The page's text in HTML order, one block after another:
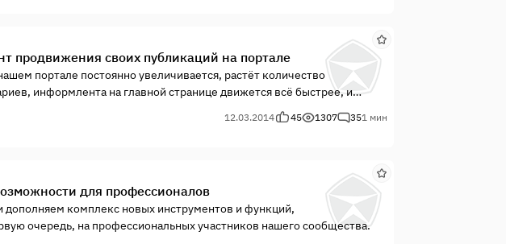
продвижения своих публикаций на портале
портале постоянно увеличивается, растёт количество
информлента на главной странице движется всё быстрее, и
12.03.2014 45 1307 351 мин
для профессионалов
комплекс новых инструментов и функций,
очередь, на профессиональных участников нашего сообщества.